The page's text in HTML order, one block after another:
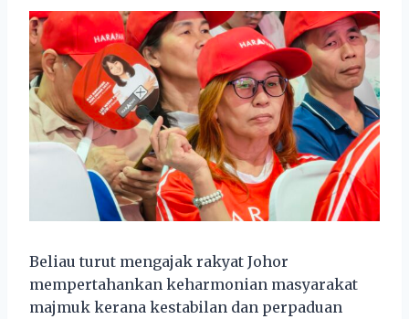
Beliau turut mengajak rakyat Johor
mempertahankan keharmonian masyarakat
majmuk kerana kestabilan dan perpaduan